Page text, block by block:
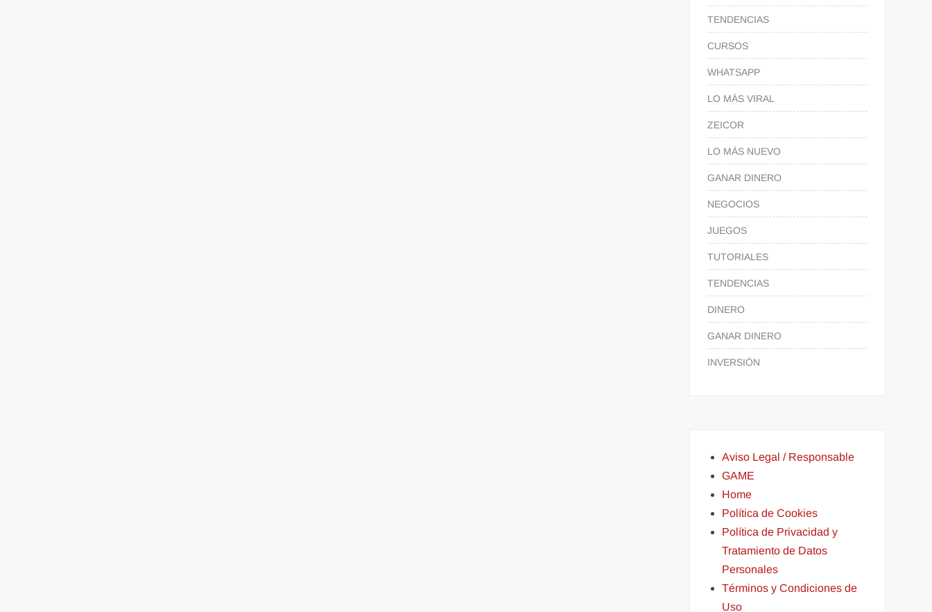
TENDENCIAS
CURSOS
WHATSAPP
LO MÁS VIRAL
ZEICOR
LO MÁS NUEVO
GANAR DINERO
NEGOCIOS
JUEGOS
TUTORIALES
TENDENCIAS
DINERO
GANAR DINERO
INVERSIÓN
Aviso Legal / Responsable
GAME
Home
Política de Cookies
Política de Privacidad y
Tratamiento de Datos
Personales
Términos y Condiciones de
Uso